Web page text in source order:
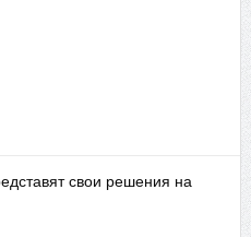
свои решения на